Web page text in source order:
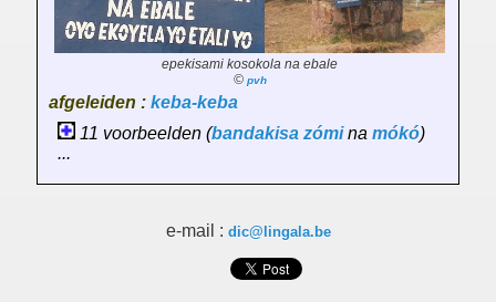
epekisami kosokola na ebale
© pvh
afgeleiden : keba-keba
11 voorbeelden (bandakisa zómina mókó)
...
e-mail : dic@lingala.be